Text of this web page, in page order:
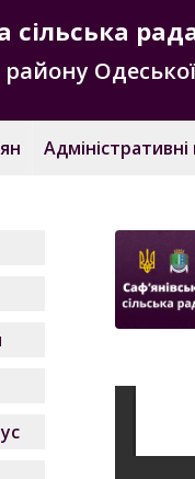
сільська
району
Адміністративні